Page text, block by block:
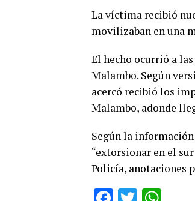
La víctima recibió
movilizaban en una
El hecho ocurrió a
Malambo. Según
acercó recibió los
Malambo, adonde
Según la
“extorsionar en el
Policía, anotaciones